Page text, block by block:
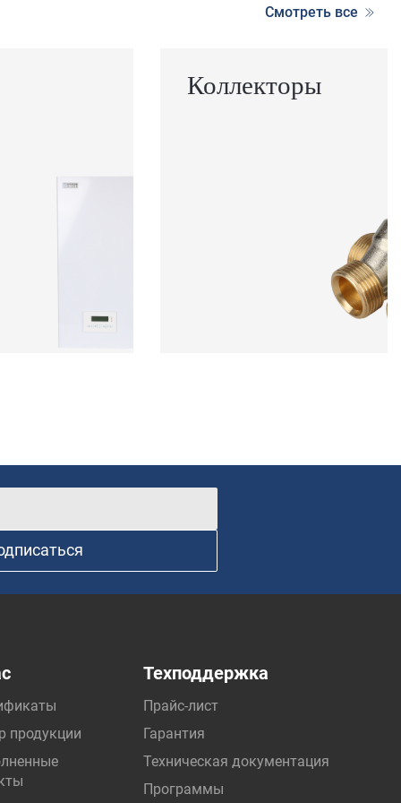
Смотреть все
Коллекторы
продукции
Техподдержка
Прайс-лист
Гарантия
Техническая документация
Программы